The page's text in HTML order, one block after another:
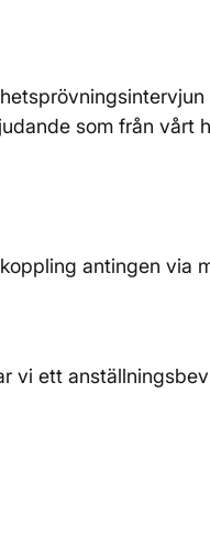
som från vårt
antingen via
vi ett